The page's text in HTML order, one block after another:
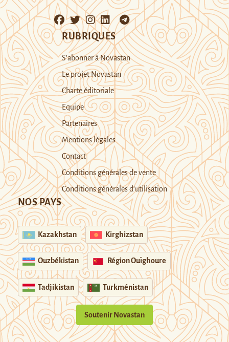
RUBRIQUES
S’abonner à Novastan
Le projet Novastan
Charte éditoriale
Equipe
Partenaires
Mentions légales
Contact
Conditions générales de vente
Conditions générales d’utilisation
NOS PAYS
Kazakhstan Kirghizstan
Ouzbékistan Région Ouïghoure
Tadjikistan Turkménistan
Soutenir Novastan